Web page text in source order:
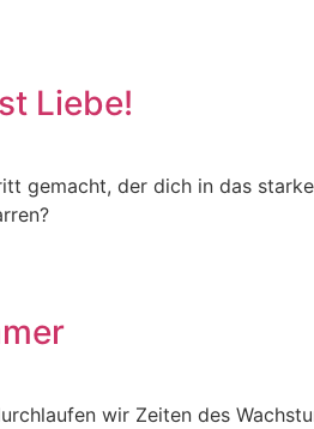
Liebe!
gemacht, der dich in das
wir Zeiten des